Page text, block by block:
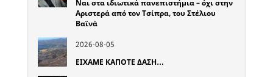
Ναι στα ιδιωτικά πανεπιστήμια – όχι στην
Αριστερά από τον Τσίπρα, του Στέλιου
Βαϊνά
2026-08-05
ΕΙΧΑΜΕ ΚΑΠΟΤΕ ΔΑΣΗ…